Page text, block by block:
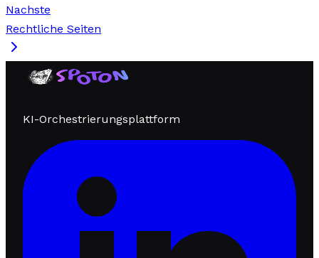
Nachste
Rechtliche Seiten
KI-Orchestrierungsplattform